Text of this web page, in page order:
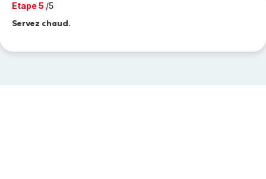
Etape 5 /5
Servez chaud.